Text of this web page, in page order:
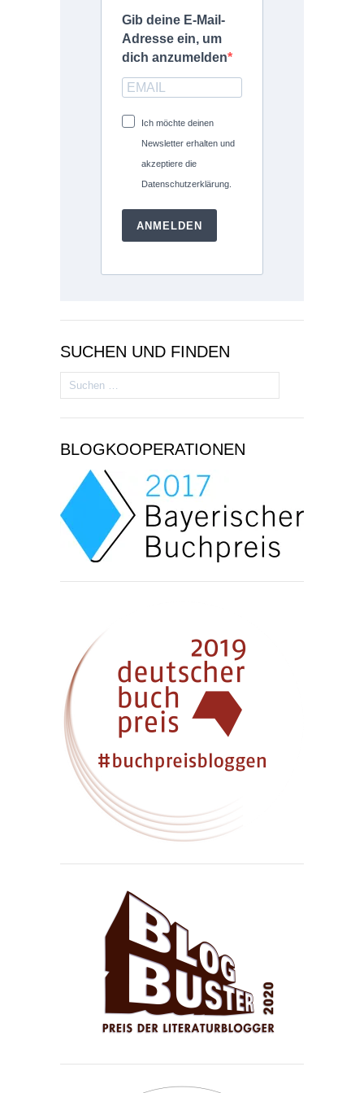
Gib deine E-Mail-
Adresse ein, um
dich anzumelden
Ich möchte deinen
Newsletter erhalten und
akzeptiere die
Datenschutzerklärung.
ANMELDEN
SUCHEN UND FINDEN
Suchen
nach:
BLOGKOOPERATIONEN